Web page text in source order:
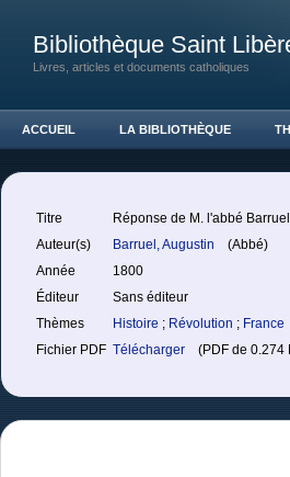
Bibliothèque Saint
Livres, articles et documents catholiques
ACCUEIL LA BIBLIOTHÈQUE
Titre
Réponse de M. l'abbé
Auteur(s)
Barruel, Augustin
(Abbé)
Année
1800
Éditeur
Sans éditeur
Thèmes
Histoire ; Révolution ; France
Fichier PDF Télécharger (PDF de 0.274